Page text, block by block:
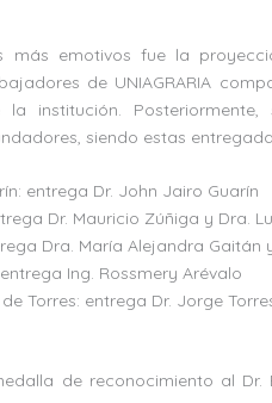
más emotivos fue la
de UNIAGRARIA
institución.
siendo estas
entrega Dr. John Jairo Guarín
Dr. Mauricio Zúñiga y Dra.
Dra. María Alejandra Gaitán
Ing. Rossmery Arévalo
Torres: entrega Dr. Jorge
de reconocimiento al Dr.